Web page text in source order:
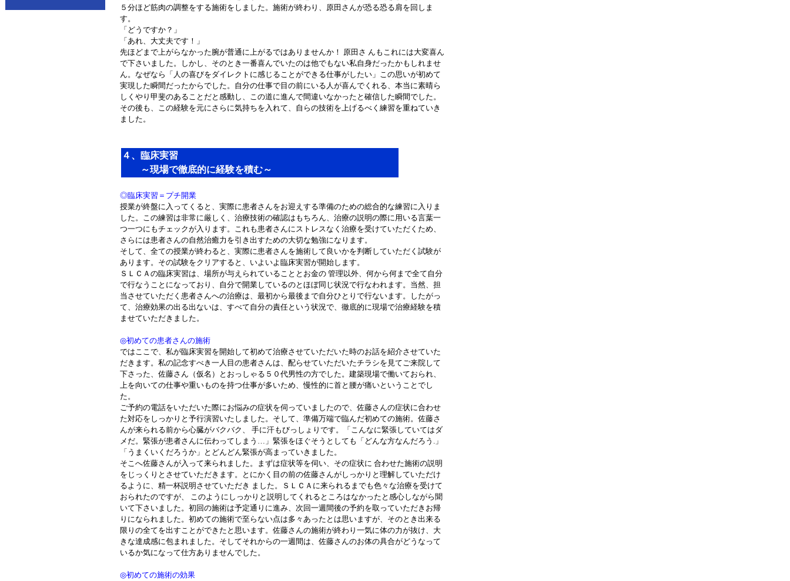
５分ほど筋肉の調整をする施術をしました。施術が終わり、原田さんが恐る恐る肩を回しま
す。
「どうですか？」
「あれ、大丈夫です！」
先ほどまで上がらなかった腕が普通に上がるではありませんか！ 原田さ んもこれには大変喜ん
で下さいました。しかし、そのとき一番喜んでいたのは他でもない私自身だったかもしれませ
ん。なぜなら「人の喜びをダイレクトに感じることができる仕事がしたい」この思いが初めて
実現した瞬間だったからでした。自分の仕事で目の前にいる人が喜んでくれる、本当に素晴ら
しくやり甲斐のあることだと感動し、この道に進んで間違いなかったと確信した瞬間でした。
その後も、この経験を元にさらに気持ちを入れて、自らの技術を上げるべく練習を重ねていき
ました。
４、臨床実習
～現場で徹底的に経験を積む～
◎臨床実習＝プチ開業
授業が終盤に入ってくると、実際に患者さんをお迎えする準備のための総合的な練習に入りま
した。この練習は非常に厳しく、治療技術の確認はもちろん、治療の説明の際に用いる言葉一
つ一つにもチェックが入ります。これも患者さんにストレスなく治療を受けていただくため、
さらには患者さんの自然治癒力を引き出すための大切な勉強になります。
そして、全ての授業が終わると、実際に患者さんを施術して良いかを判断していただく試験が
あります。その試験をクリアすると、いよいよ臨床実習が開始します。
ＳＬＣＡの臨床実習は、場所が与えられていることとお金の 管理以外、何から何まで全て自分
で行なうことになっており、自分で開業しているのとほぼ同じ状況で行なわれます。当然、担
当させていただく患者さんへの治療は、最初から最後まで自分ひとりで行ないます。したがっ
て、治療効果の出る出ないは、すべて自分の責任という状況で、徹底的に現場で治療経験を積
ませていただきました。
◎初めての患者さんの施術
ではここで、私が臨床実習を開始して初めて治療させていただいた時のお話を紹介させていた
だきます。私の記念すべき一人目の患者さんは、配らせていただいたチラシを見てご来院して
下さった、佐藤さん（仮名）とおっしゃる５０代男性の方でした。建築現場で働いておられ、
上を向いての仕事や重いものを持つ仕事が多いため、慢性的に首と腰が痛いということでし
た。
ご予約の電話をいただいた際にお悩みの症状を伺っていましたので、佐藤さんの症状に合わせ
た対応をしっかりと予行演習いたしました。そして、準備万端で臨んだ初めての施術。佐藤さ
んが来られる前から心臓がバクバク、 手に汗もびっしょりです。「こんなに緊張していてはダ
メだ。緊張が患者さんに伝わってしまう…」緊張をほぐそうとしても「どんな方なんだろう.」
「うまくいくだろうか」とどんどん緊張が高まっていきました。
そこへ佐藤さんが入って来られました。まずは症状等を伺い、その症状に 合わせた施術の説明
をじっくりとさせていただきます。とにかく目の前の佐藤さんがしっかりと理解していただけ
るように、精一杯説明させていただき ました。ＳＬＣＡに来られるまでも色々な治療を受けて
おられたのですが、 このようにしっかりと説明してくれるところはなかったと感心しながら聞
いて下さいました。初回の施術は予定通りに進み、次回一週間後の予約を取っていただきお帰
りになられました。初めての施術で至らない点は多々あったとは思いますが、そのとき出来る
限りの全てを出すことができたと思います。佐藤さんの施術が終わり一気に体の力が抜け、大
きな達成感に包まれました。そしてそれからの一週間は、佐藤さんのお体の具合がどうなって
いるか気になって仕方ありませんでした。
◎初めての施術の効果